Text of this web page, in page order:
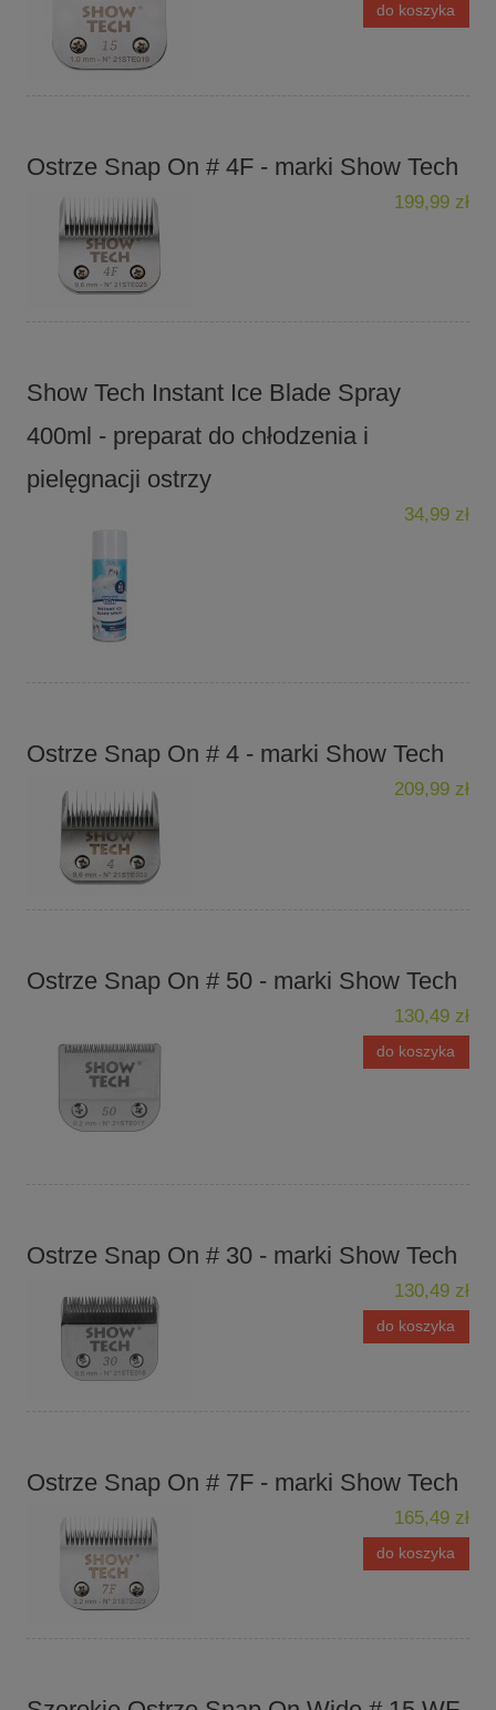
do koszyka
Ostrze Snap On # 4F - marki Show Tech
199,99 zł
Show Tech Instant Ice Blade Spray
400ml - preparat do chłodzenia i
pielęgnacji ostrzy
34,99 zł
Ostrze Snap On # 4 - marki Show Tech
209,99 zł
Ostrze Snap On # 50 - marki Show Tech
130,49 zł
do koszyka
Ostrze Snap On # 30 - marki Show Tech
130,49 zł
do koszyka
Ostrze Snap On # 7F - marki Show Tech
165,49 zł
do koszyka